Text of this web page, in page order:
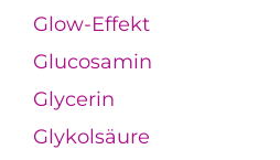
Glow-Effekt
Glucosamin
Glycerin
Glykolsäure